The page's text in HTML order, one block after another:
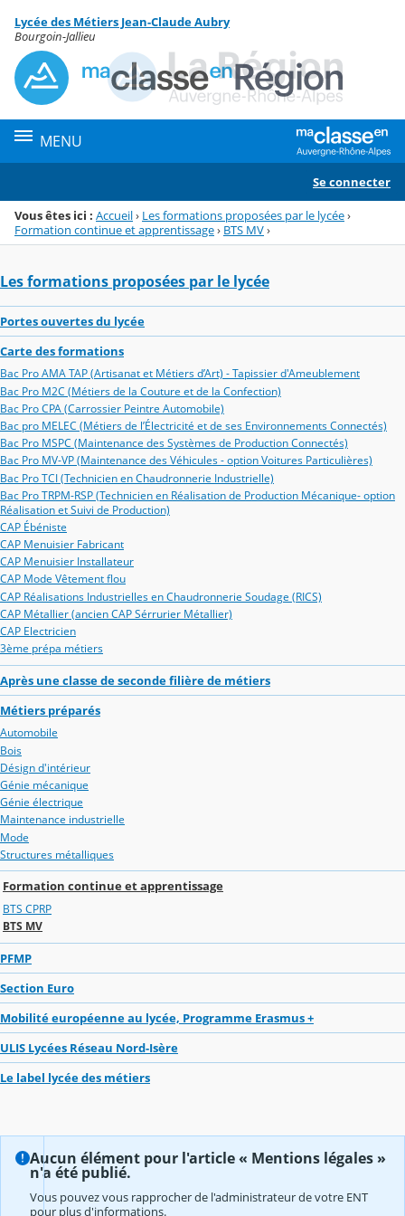
Menu de la rubrique
Contenu
Lycée des Métiers Jean-Claude Aubry
Bourgoin-Jallieu
MENU
Se connecter
Vous êtes ici : Accueil› Les formations proposées par le lycée›
Formation continue et apprentissage› BTS MV›
Les formations proposées par le lycée
Portes ouvertes du lycée
Carte des formations
Bac Pro AMA TAP (Artisanat et Métiers d’Art) - Tapissier d'Ameublement
Bac Pro M2C (Métiers de la Couture et de la Confection)
Bac Pro CPA (Carrossier Peintre Automobile)
Bac pro MELEC (Métiers de l’Électricité et de ses Environnements Connectés)
Bac Pro MSPC (Maintenance des Systèmes de Production Connectés)
Bac Pro MV-VP (Maintenance des Véhicules - option Voitures Particulières)
Bac Pro TCI (Technicien en Chaudronnerie Industrielle)
Bac Pro TRPM-RSP (Technicien en Réalisation de Production Mécanique- option
Réalisation et Suivi de Production)
CAP Ébéniste
CAP Menuisier Fabricant
CAP Menuisier Installateur
CAP Mode Vêtement flou
CAP Réalisations Industrielles en Chaudronnerie Soudage (RICS)
CAP Métallier (ancien CAP Sérrurier Métallier)
CAP Electricien
3ème prépa métiers
Après une classe de seconde filière de métiers
Métiers préparés
Automobile
Bois
Désign d'intérieur
Génie mécanique
Génie électrique
Maintenance industrielle
Mode
Structures métalliques
Formation continue et apprentissage
BTS CPRP
BTS MV
PFMP
Section Euro
Mobilité européenne au lycée, Programme Erasmus +
ULIS Lycées Réseau Nord-Isère
Le label lycée des métiers
Aucun élément pour l'article « Mentions légales »
n'a été publié.
Vous pouvez vous rapprocher de l'administrateur de votre ENT
pour plus d'informations.